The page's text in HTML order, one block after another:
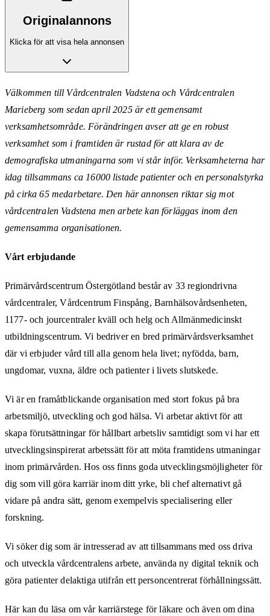
Originalannons
Klicka för att visa hela annonsen
Välkommen till Vårdcentralen Vadstena och Vårdcentralen
Marieberg som sedan april 2025 är ett gemensamt
verksamhetsområde. Förändringen avser att ge en robust
verksamhet som i framtiden är rustad för att klara av de
demografiska utmaningarna som vi står inför. Verksamheterna har
idag tillsammans ca 16000 listade patienter och en personalstyrka
på cirka 65 medarbetare. Den här annonsen riktar sig mot
vårdcentralen Vadstena men arbete kan förläggas inom den
gemensamma organisationen.
Vårt erbjudande
Primärvårdscentrum Östergötland består av 33 regiondrivna
vårdcentraler, Vårdcentrum Finspång, Barnhälsovårdsenheten,
1177- och jourcentraler kväll och helg och Allmänmedicinskt
utbildningscentrum. Vi bedriver en bred primärvårdsverksamhet
där vi erbjuder vård till alla genom hela livet; nyfödda, barn,
ungdomar, vuxna, äldre och patienter i livets slutskede.
Vi är en framåtblickande organisation med stort fokus på bra
arbetsmiljö, utveckling och god hälsa. Vi arbetar aktivt för att
skapa förutsättningar för hållbart arbetsliv samtidigt som vi har ett
utvecklingsinspirerat arbetssätt för att möta framtidens utmaningar
inom primärvården. Hos oss finns goda utvecklingsmöjligheter för
dig som vill göra karriär inom ditt yrke, bli chef alternativt gå
vidare på andra sätt, genom exempelvis specialisering eller
forskning.
Vi söker dig som är intresserad av att tillsammans med oss driva
och utveckla vårdcentralens arbete, använda ny digital teknik och
göra patienter delaktiga utifrån ett personcentrerat förhållningssätt.
Här kan du läsa om vår karriärstege för läkare och även om dina